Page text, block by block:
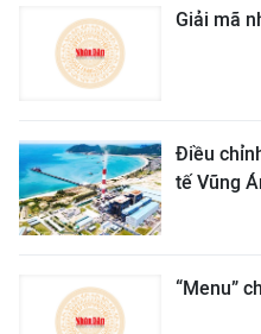
Giải mã
Điều
tế Vũng
“Menu”